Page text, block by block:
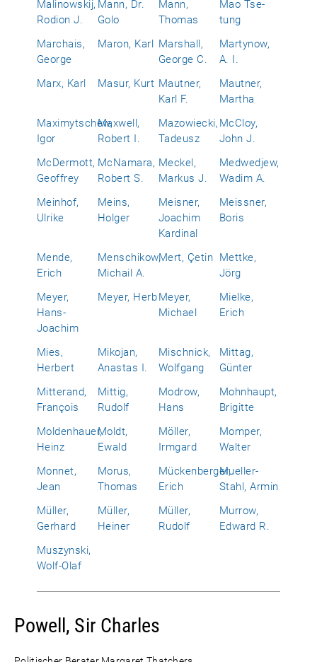
Malinowskij,
Rodion J.
Mann, Dr.
Golo
Mann,
Thomas
Mao Tse-
tung
Marchais,
George
Maron, Karl Marshall,
George C.
Martynow,
A. I.
Marx, Karl
Masur, Kurt Mautner,
Karl F.
Mautner,
Martha
Maximytschew,
Igor
Maxwell,
Robert I.
Mazowiecki,
Tadeusz
McCloy,
John J.
McDermott,
Geoffrey
McNamara,
Robert S.
Meckel,
Markus J.
Medwedjew,
Wadim A.
Meinhof,
Ulrike
Meins,
Holger
Meisner,
Joachim
Kardinal
Meissner,
Boris
Mende,
Erich
Menschikow,
Michail A.
Mert, Çetin Mettke,
Jörg
Meyer,
Hans-
Joachim
Meyer, HerbMeyer,
Michael
Mielke,
Erich
Mies,
Herbert
Mikojan,
Anastas I.
Mischnick,
Wolfgang
Mittag,
Günter
Mitterand,
François
Mittig,
Rudolf
Modrow,
Hans
Mohnhaupt,
Brigitte
Moldenhauer,
Heinz
Moldt,
Ewald
Möller,
Irmgard
Momper,
Walter
Monnet,
Jean
Morus,
Thomas
Mückenberger,
Erich
Mueller-
Stahl, Armin
Müller,
Gerhard
Müller,
Heiner
Müller,
Rudolf
Murrow,
Edward R.
Muszynski,
Wolf-Olaf
Powell, Sir Charles